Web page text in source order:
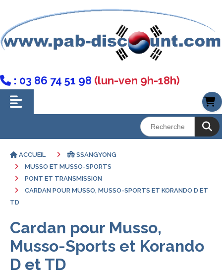
 : 03 86 74 51 98 (lun-ven 9h-18h)
ACCUEIL
SSANGYONG
MUSSO ET MUSSO-SPORTS
PONT ET TRANSMISSION
CARDAN POUR MUSSO, MUSSO-SPORTS ET KORANDO D ET
TD
Cardan pour Musso,
Musso-Sports et Korando
D et TD